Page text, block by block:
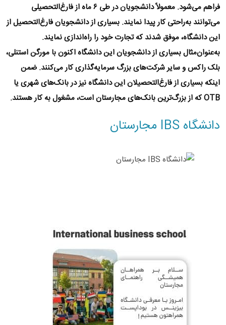
فراهم می‌شود. معمولاً دانشجویان در طی ۶ ماه از فارغ‌التحصیلی
می‌توانند به‌راحتی کار پیدا نمایند. بسیاری از دانشجویان فارغ‌التحصیل از
این دانشگاه، موفق شدند که تجارت خود را راه‌اندازی نمایند.
به‌عنوان‌مثال بسیاری از دانشجویان این دانشگاه اکنون با مورگن استنلی،
بلک راکس و سایر شرکت‌های بزرگ سرمایه‌گذاری کار می‌کنند. ضمن
اینکه بسیاری از فارغ‌التحصیلان این دانشگاه نیز در بانک‌های شهری یا
OTB که از بزرگ‌ترین بانک‌های مجارستان است، مشغول به کار هستند.
دانشگاه IBS مجارستان